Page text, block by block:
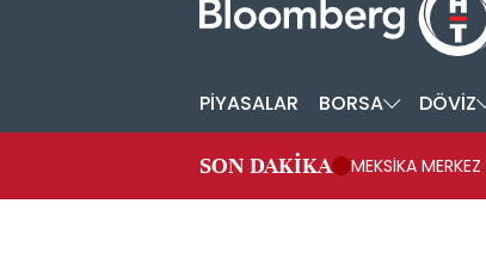
PİYASALAR BORSA DÖVİZ
SON DAKİKA MEKSİKA